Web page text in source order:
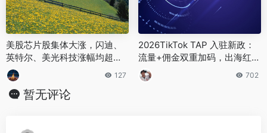
美股芯片股集体大涨，闪迪、
英特尔、美光科技涨幅均超
8%，多只股票刷新历史纪录 127
2026TikTok TAP 入驻新政：
流量+佣金双重加码，出海红利
再升级！
702
暂无评论